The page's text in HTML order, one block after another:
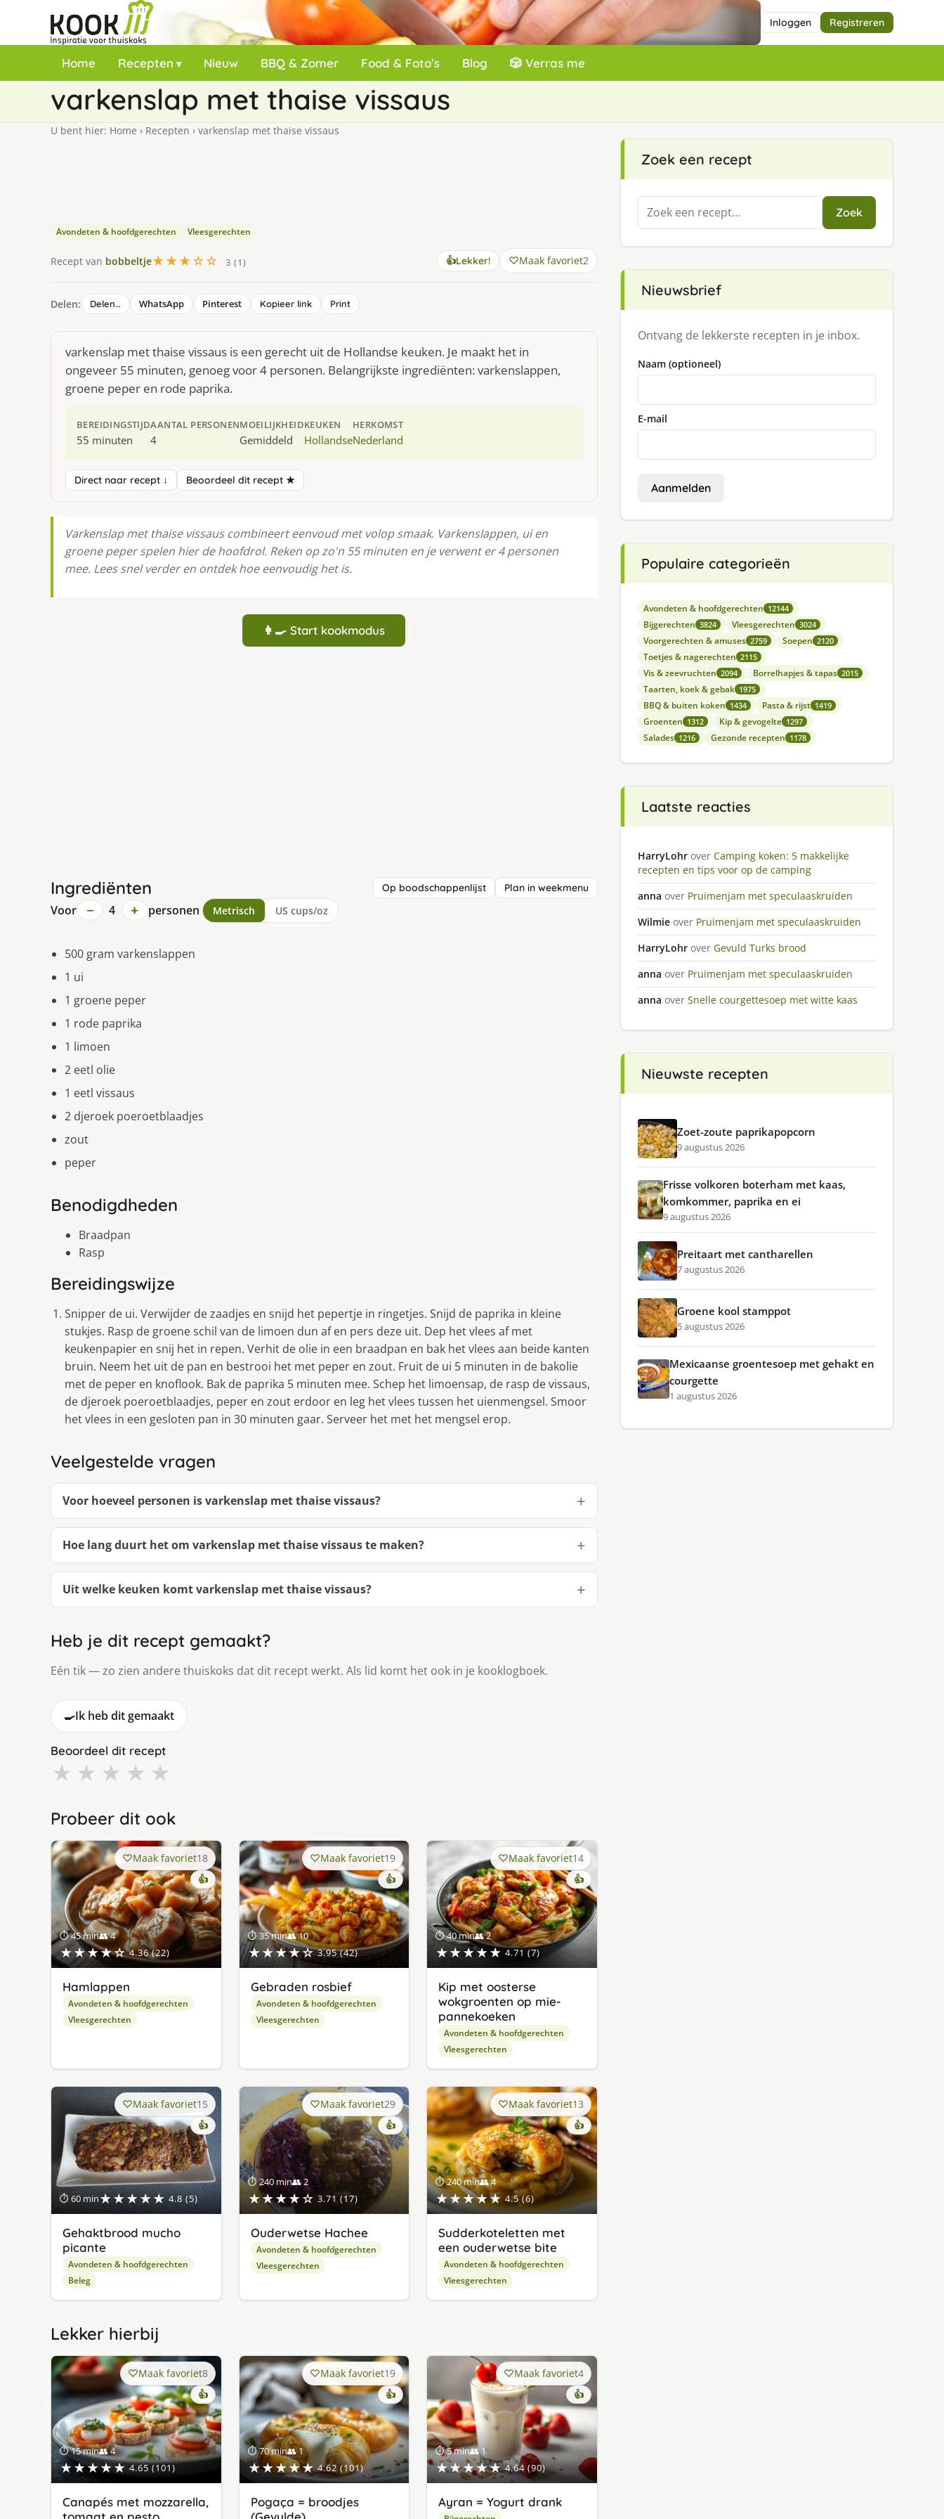
Inloggen Registreren
Home Recepten Nieuw BBQ & Zomer Food & Foto’s Blog 🎲 Verras me
varkenslap met thaise vissaus
U bent hier: Home › Recepten › varkenslap met thaise vissaus
Avondeten & hoofdgerechten Vleesgerechten
Recept van bobbeltje★★★☆☆ 3 (1) 👍Lekker! Maak favoriet2
Delen: Delen… WhatsApp Pinterest Kopieer link Print
varkenslap met thaise vissaus is een gerecht uit de Hollandse keuken. Je maakt het in
ongeveer 55 minuten, genoeg voor 4 personen. Belangrijkste ingrediënten: varkenslappen,
groene peper en rode paprika.
BEREIDINGSTIJD
55 minuten
AANTAL PERSONEN
4
MOEILIJKHEID
Gemiddeld
KEUKEN
Hollandse
HERKOMST
Nederland
Direct naar recept ↓ Beoordeel dit recept ★
Varkenslap met thaise vissaus combineert eenvoud met volop smaak. Varkenslappen, ui en
groene peper spelen hier de hoofdrol. Reken op zo'n 55 minuten en je verwent er 4 personen
mee. Lees snel verder en ontdek hoe eenvoudig het is.
👩‍🍳 Start kookmodus
Ingrediënten Op boodschappenlijst Plan in weekmenu
Voor − 4 + personen Metrisch US cups/oz
500 gram varkenslappen
1 ui
1 groene peper
1 rode paprika
1 limoen
2 eetl olie
1 eetl vissaus
2 djeroek poeroetblaadjes
zout
peper
Benodigdheden
Braadpan
Rasp
Bereidingswijze
Snipper de ui. Verwijder de zaadjes en snijd het pepertje in ringetjes. Snijd de paprika in kleine
stukjes. Rasp de groene schil van de limoen dun af en pers deze uit. Dep het vlees af met
keukenpapier en snij het in repen. Verhit de olie in een braadpan en bak het vlees aan beide kanten
bruin. Neem het uit de pan en bestrooi het met peper en zout. Fruit de ui 5 minuten in de bakolie
met de peper en knoflook. Bak de paprika 5 minuten mee. Schep het limoensap, de rasp de vissaus,
de djeroek poeroetblaadjes, peper en zout erdoor en leg het vlees tussen het uienmengsel. Smoor
het vlees in een gesloten pan in 30 minuten gaar. Serveer het met het mengsel erop.
Veelgestelde vragen
Voor hoeveel personen is varkenslap met thaise vissaus?
Hoe lang duurt het om varkenslap met thaise vissaus te maken?
Uit welke keuken komt varkenslap met thaise vissaus?
Heb je dit recept gemaakt?
Eén tik — zo zien andere thuiskoks dat dit recept werkt. Als lid komt het ook in je kooklogboek.
🍳Ik heb dit gemaakt
Beoordeel dit recept
★ ★ ★ ★ ★
Probeer dit ook
⏱ 45 min👥 4
★★★★☆ 4.36 (22)
Maak favoriet18
👍
Hamlappen
Avondeten & hoofdgerechten
Vleesgerechten
⏱ 35 min👥 10
★★★★☆ 3.95 (42)
Maak favoriet19
👍
Gebraden rosbief
Avondeten & hoofdgerechten
Vleesgerechten
⏱ 40 min👥 2
★★★★★ 4.71 (7)
Maak favoriet14
👍
Kip met oosterse
wokgroenten op mie-
pannekoeken
Avondeten & hoofdgerechten
Vleesgerechten
⏱ 60 min★★★★★ 4.8 (5)
Maak favoriet15
👍
Gehaktbrood mucho
picante
Avondeten & hoofdgerechten
Beleg
⏱ 240 min👥 2
★★★★☆ 3.71 (17)
Maak favoriet29
👍
Ouderwetse Hachee
Avondeten & hoofdgerechten
Vleesgerechten
⏱ 240 min👥 4
★★★★★ 4.5 (6)
Maak favoriet13
👍
Sudderkoteletten met
een ouderwetse bite
Avondeten & hoofdgerechten
Vleesgerechten
Lekker hierbij
⏱ 15 min👥 4
★★★★★ 4.65 (101)
Maak favoriet8
👍
Canapés met mozzarella,
⏱ 70 min👥 1
★★★★★ 4.62 (101)
Maak favoriet19
👍
Pogaça = broodjes
⏱ 5 min👥 1
★★★★★ 4.64 (90)
Maak favoriet4
👍
Ayran = Yogurt drank
Zoek een recept
Zoeken
naar:
Zoek
Nieuwsbrief
Ontvang de lekkerste recepten in je inbox.
Naam (optioneel)
E-mail
Aanmelden
Populaire categorieën
Avondeten & hoofdgerechten 12144
Bijgerechten 3824 Vleesgerechten 3024
Voorgerechten & amuses 2759 Soepen 2120
Toetjes & nagerechten 2115
Vis & zeevruchten 2094 Borrelhapjes & tapas 2015
Taarten, koek & gebak 1975
BBQ & buiten koken 1434 Pasta & rijst 1419
Groenten 1312 Kip & gevogelte 1297
Salades 1216 Gezonde recepten 1178
Laatste reacties
HarryLohr over Camping koken: 5 makkelijke
recepten en tips voor op de camping
anna over Pruimenjam met speculaaskruiden
Wilmie over Pruimenjam met speculaaskruiden
HarryLohr over Gevuld Turks brood
anna over Pruimenjam met speculaaskruiden
anna over Snelle courgettesoep met witte kaas
Nieuwste recepten
Zoet-zoute paprikapopcorn
9 augustus 2026
Frisse volkoren boterham met kaas,
komkommer, paprika en ei
9 augustus 2026
Preitaart met cantharellen
7 augustus 2026
Groene kool stamppot
5 augustus 2026
Mexicaanse groentesoep met gehakt en
courgette
1 augustus 2026